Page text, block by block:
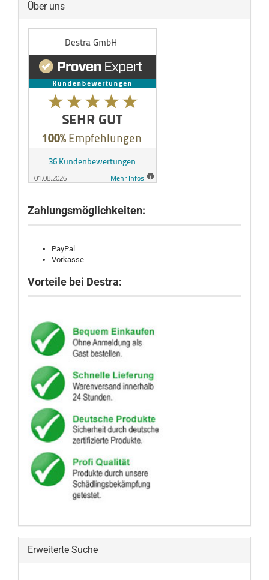
Über uns
Zahlungsmöglichkeiten:
PayPal
Vorkasse
Vorteile bei Destra:
Erweiterte Suche